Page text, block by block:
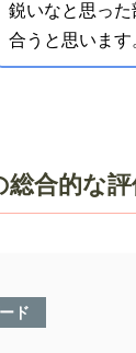
鋭いなと思っ
合うと思います
合的な評
ド